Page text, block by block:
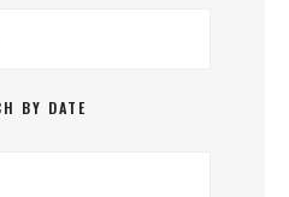
BY DATE